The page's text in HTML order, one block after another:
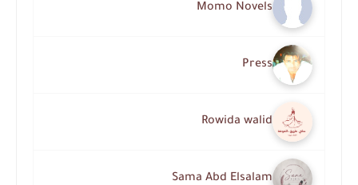
Momo Novels
Press
Rowida walid
Sama Abd Elsalam